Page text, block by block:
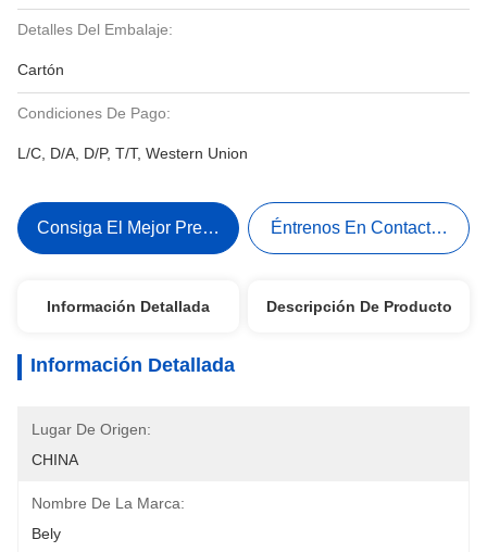
Detalles Del Embalaje:
Cartón
Condiciones De Pago:
L/C, D/A, D/P, T/T, Western Union
Consiga El Mejor Precio Éntrenos En Contacto Con
Información Detallada Descripción De Producto
Información Detallada
Lugar De Origen:
CHINA
Nombre De La Marca:
Bely